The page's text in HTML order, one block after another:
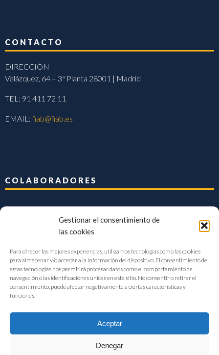
Gestionar el consentimiento de
las cookies
Para ofrecer las mejores experiencias, utilizamos tecnologías como las cookies
para almacenar y/o acceder a la información del dispositivo. El consentimiento de
estas tecnologías nos permitirá procesar datos como el comportamiento de
navegación o las identificaciones únicas en este sitio. No consentir o retirar el
consentimiento, puede afectar negativamente a ciertas características y
funciones.
Aceptar
Denegar
CONTACTO
DIRECCIÓN
Velázquez, 64 – 3ª Planta 28001 | Madrid
TEL: 91 411 72 11
EMAIL:fiab@fiab.es
COLABORADORES